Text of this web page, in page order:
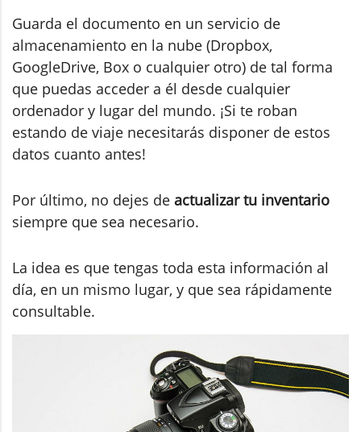
Guarda el documento en un servicio de
almacenamiento en la nube (Dropbox,
GoogleDrive, Box o cualquier otro) de tal forma
que puedas acceder a él desde cualquier
ordenador y lugar del mundo. ¡Si te roban
estando de viaje necesitarás disponer de estos
datos cuanto antes!
Por último, no dejes de actualizar tu inventario
siempre que sea necesario.
La idea es que tengas toda esta información al
día, en un mismo lugar, y que sea rápidamente
consultable.